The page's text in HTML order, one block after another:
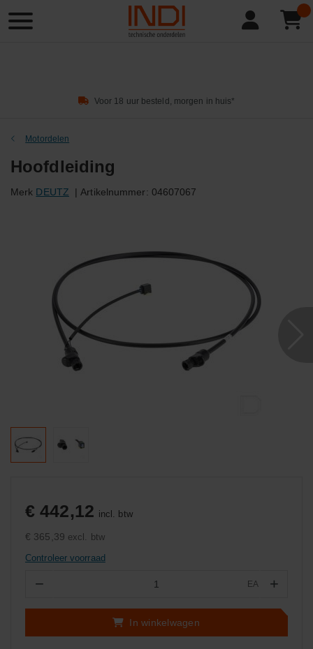
Product
zoeken
Voor 18 uur besteld, morgen in huis*
Motordelen
Hoofdleiding
Merk DEUTZ | Artikelnummer: 04607067
€ 442,12 incl. btw
€ 365,39 excl. btw
Controleer voorraad
− EA +
In winkelwagen